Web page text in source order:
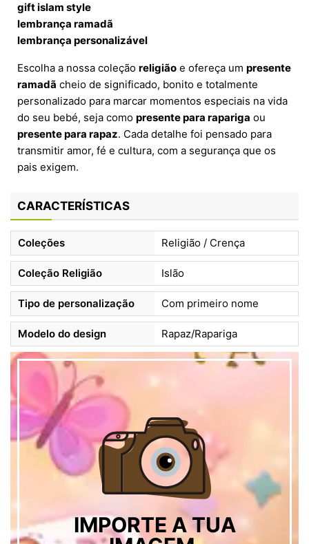
gift islam style
lembrança ramadã
lembrança personalizável
Escolha a nossa coleção religião e ofereça um presente
ramadã cheio de significado, bonito e totalmente
personalizado para marcar momentos especiais na vida
do seu bebé, seja como presente para rapariga ou
presente para rapaz. Cada detalhe foi pensado para
transmitir amor, fé e cultura, com a segurança que os
pais exigem.
CARACTERÍSTICAS
Coleções Religião / Crença
Coleção Religião Islão
Tipo de personalização Com primeiro nome
Modelo do design Rapaz/Rapariga
IMPORTE A TUA